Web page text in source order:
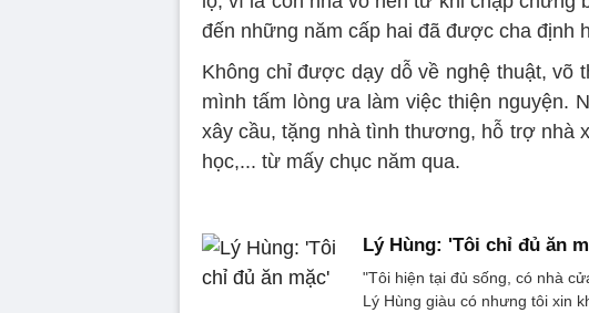
đến những năm cấp hai đã được cha định
Không chỉ được dạy dỗ về nghệ thuật, võ
mình tấm lòng ưa làm việc thiện nguyện.
xây cầu, tặng nhà tình thương, hỗ trợ nhà
học,... từ mấy chục năm qua.
Lý Hùng: 'Tôi chỉ đủ ăn
"Tôi hiện tại đủ sống, có nhà
Lý Hùng giàu có nhưng tôi xin